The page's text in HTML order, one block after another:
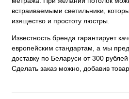
встраиваемыми светильники,
изящество и простоту люстры.
Известность бренда гарантирует
европейским стандартам, а мы
доставку по Беларуси от 300
Сделать заказ можно, добавив товар